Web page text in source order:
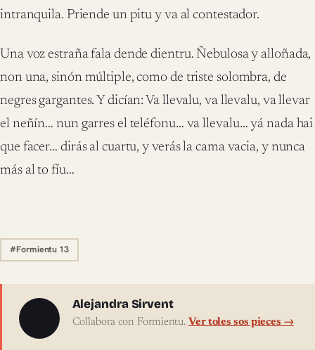
intranquila. Priende un pitu y va al contestador.
Una voz estraña fala dende dientru. Ñebulosa y alloñada,
non una, sinón múltiple, como de triste solombra, de
negres gargantes. Y dicían: Va llevalu, va llevalu, va llevar
el neñín… nun garres el teléfonu… va llevalu… yá nada hai
que facer… dirás al cuartu, y verás la cama vacia, y nunca
más al to fíu…
#Formientu 13
Sobre l'autor
Alejandra Sirvent
Collabora con Formientu. Ver toles sos pieces →